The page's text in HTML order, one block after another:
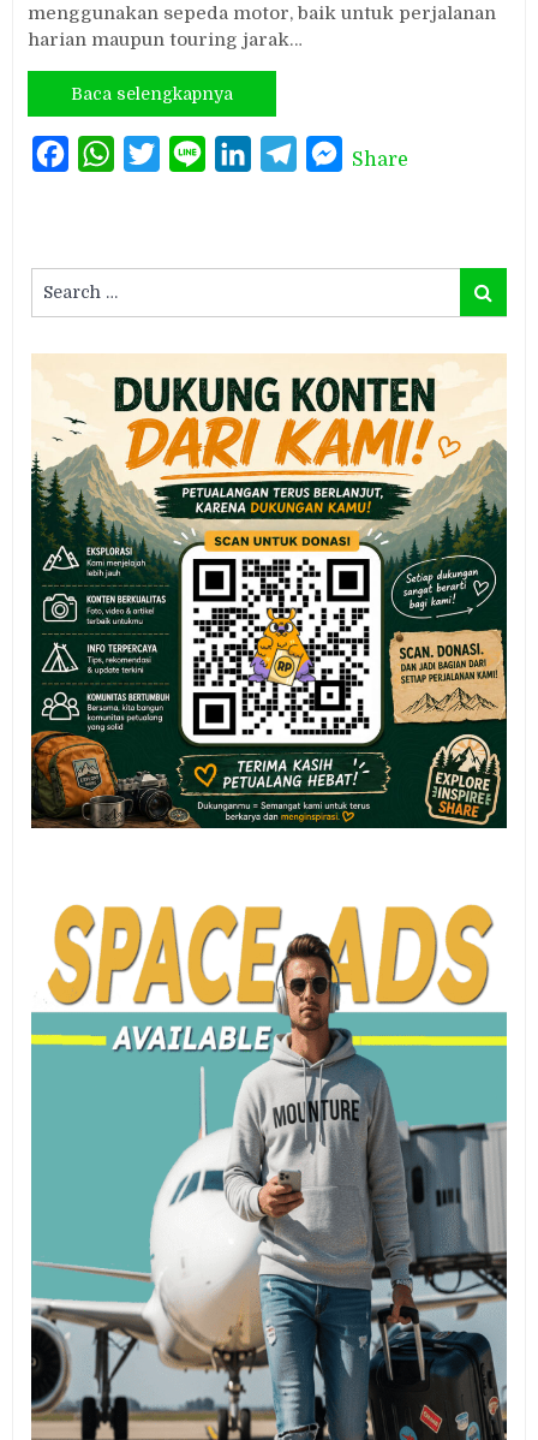
menggunakan sepeda motor, baik untuk perjalanan
harian maupun touring jarak…
Baca selengkapnya
FacebookWhatsAppTwitterLine LinkedInTelegramMessenger
Share
for:
Search